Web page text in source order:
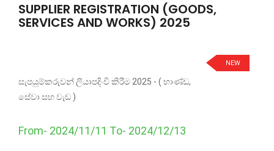
SUPPLIER REGISTRATION (GOODS,
SERVICES AND WORKS) 2025
NEW
සැපයුම්කරුවන් ලියාපදිංචි කිරීම 2025 - ( භාණ්ඩ,
සේවා සහ වැඩ )
From- 2024/11/11 To- 2024/12/13